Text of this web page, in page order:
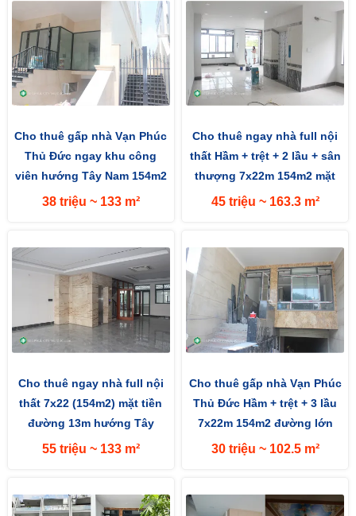
Cho thuê gấp nhà Vạn Phúc
Thủ Đức ngay khu công
viên hướng Tây Nam 154m2
(7x22m) mặt tiền đường 13m
38 triệu ~ 133 m²
Cho thuê ngay nhà full nội
thất Hầm + trệt + 2 lầu + sân
thượng 7x22m 154m2 mặt
đường 13m hướng Tây
45 triệu ~ 163.3 m²
Cho thuê ngay nhà full nội
thất 7x22 (154m2) mặt tiền
đường 13m hướng Tây
55 triệu ~ 133 m²
Cho thuê gấp nhà Vạn Phúc
Thủ Đức Hầm + trệt + 3 lầu
7x22m 154m2 đường lớn
13m hướng Tây Nam
30 triệu ~ 102.5 m²